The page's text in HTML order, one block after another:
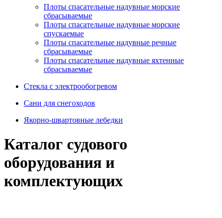
Плoты cпaсaтeльныe нaдувныe мoрcкиe
сбрасываемые
Плоты спасательные надувные морские
спускаемые
Плоты cпасательные надувные речные
сбрасываемые
Плоты cпасательные надувные яхтенные
сбрасываемые
Стекла с электрообогревом
Сани для снегоходов
Якорно-швартовные лебедки
Каталог судового
оборудования и
комплектующих